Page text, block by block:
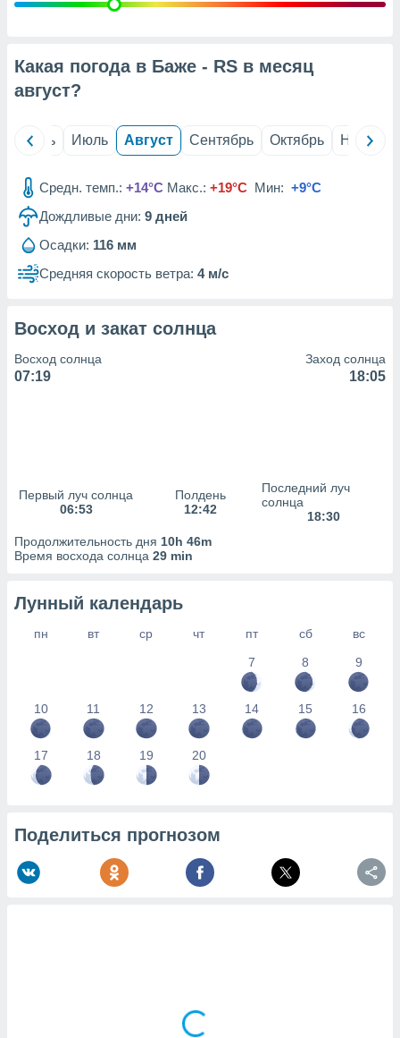
данных
рекламы
сведения
Какая погода в Баже - RS в месяц
август?
Июнь Июль Август Сентябрь Октябрь Ноябрь
Средн. темп.: +14°C Макс.: +19°C Мин: +9°C
Дождливые дни: 9 дней
Осадки: 116 мм
Средняя скорость ветра: 4 м/с
Восход и закат солнца
Восход солнца
07:19
Заход солнца
18:05
Первый луч солнца
06:53
Полдень
12:42
Последний луч
солнца
18:30
Продолжительность дня 10h 46m
Время восхода солнца 29 min
Лунный календарь
пн вт ср чт пт сб
вс
7
8 9
10 11 12 13 14 15 16
17 18 19 20
Поделиться прогнозом